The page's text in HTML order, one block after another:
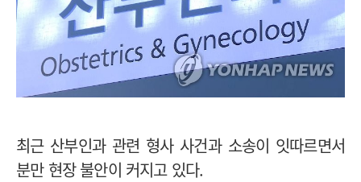
최근 산부인과 관련 형사 사건과 소송이 잇따르면서
분만 현장 불안이 커지고 있다.